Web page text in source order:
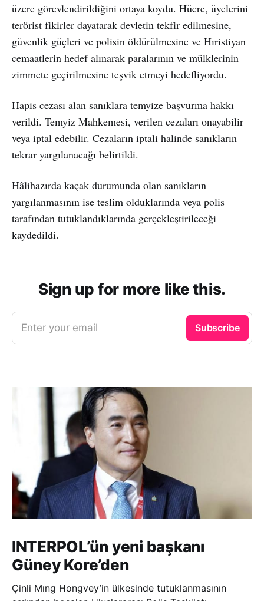
üzere görevlendirildiğini ortaya koydu. Hücre, üyelerini
terörist fikirler dayatarak devletin tekfir edilmesine,
güvenlik güçleri ve polisin öldürülmesine ve Hıristiyan
cemaatlerin hedef alınarak paralarının ve mülklerinin
zimmete geçirilmesine teşvik etmeyi hedefliyordu.
Hapis cezası alan sanıklara temyize başvurma hakkı
verildi. Temyiz Mahkemesi, verilen cezaları onayabilir
veya iptal edebilir. Cezaların iptali halinde sanıkların
tekrar yargılanacağı belirtildi.
Hâlihazırda kaçak durumunda olan sanıkların
yargılanmasının ise teslim olduklarında veya polis
tarafından tutuklandıklarında gerçekleştirileceği
kaydedildi.
Sign up for more like this.
Enter your email Subscribe
INTERPOL’ün yeni başkanı
Güney Kore’den
Çinli Mıng Hongvey’in ülkesinde tutuklanmasının